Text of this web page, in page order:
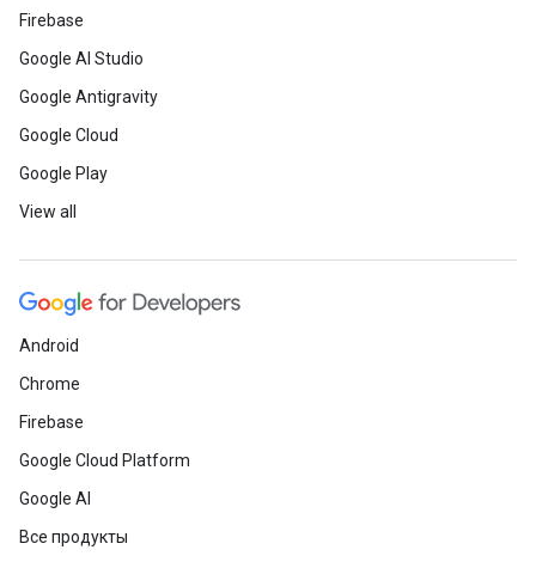
Firebase
Google AI Studio
Google Antigravity
Google Cloud
Google Play
View all
Android
Chrome
Firebase
Google Cloud Platform
Google AI
Все продукты